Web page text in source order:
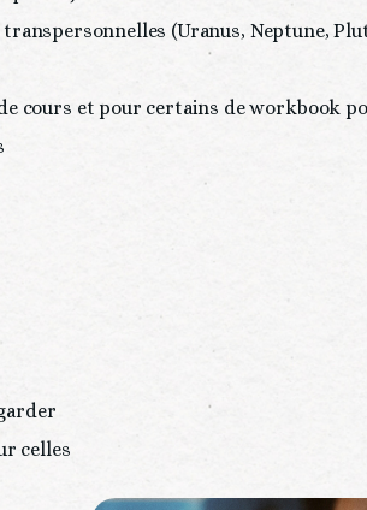
(Uranus, Neptune,
cours et pour certains de workbook
vos ancêtres
celles